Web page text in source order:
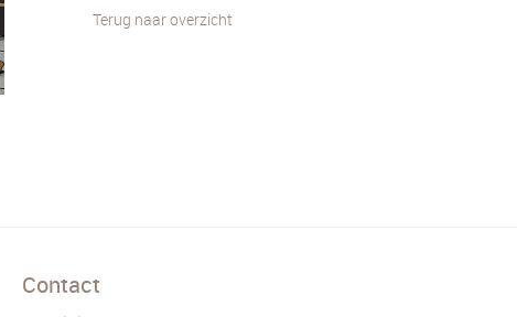
Terug naar overzicht
Contact